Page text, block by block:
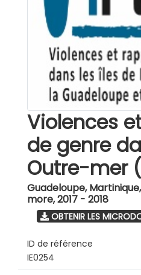
Violences
de genre
Outre-mer
Guadeloupe, Martinique,
more,2017 - 2018
OBTENIR LES
ID de référence
IE0254